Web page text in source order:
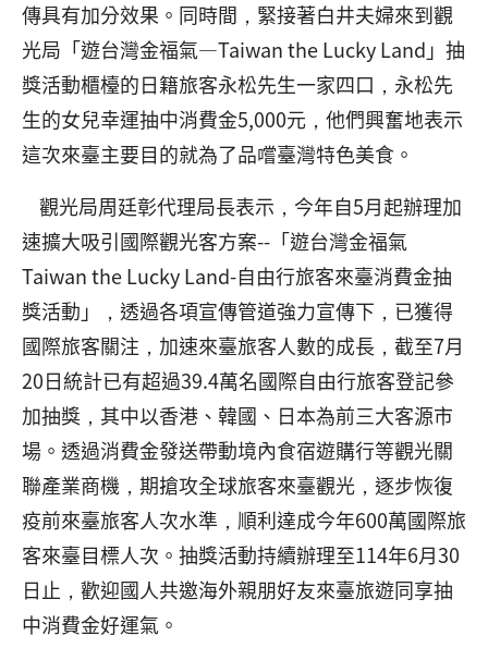
傳具有加分效果。同時間，緊接著白井夫婦來到觀
光局「遊台灣金福氣—Taiwan the Lucky Land」抽
獎活動櫃檯的日籍旅客永松先生一家四口，永松先
生的女兒幸運抽中消費金5,000元，他們興奮地表示
這次來臺主要目的就為了品嚐臺灣特色美食。
觀光局周廷彰代理局長表示，今年自5月起辦理加
速擴大吸引國際觀光客方案--「遊台灣金福氣
Taiwan the Lucky Land-自由行旅客來臺消費金抽
獎活動」，透過各項宣傳管道強力宣傳下，已獲得
國際旅客關注，加速來臺旅客人數的成長，截至7月
20日統計已有超過39.4萬名國際自由行旅客登記參
加抽獎，其中以香港、韓國、日本為前三大客源市
場。透過消費金發送帶動境內食宿遊購行等觀光關
聯產業商機，期搶攻全球旅客來臺觀光，逐步恢復
疫前來臺旅客人次水準，順利達成今年600萬國際旅
客來臺目標人次。抽獎活動持續辦理至114年6月30
日止，歡迎國人共邀海外親朋好友來臺旅遊同享抽
中消費金好運氣。